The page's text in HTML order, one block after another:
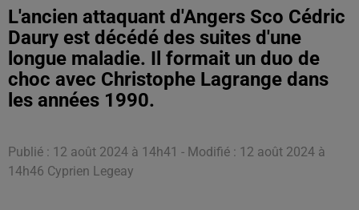
L'ancien attaquant d'Angers Sco Cédric
Daury est décédé des suites d'une
longue maladie. Il formait un duo de
choc avec Christophe Lagrange dans
les années 1990.
Publié : 12 août 2024 à 14h41 - Modifié : 12 août 2024 à
14h46 Cyprien Legeay